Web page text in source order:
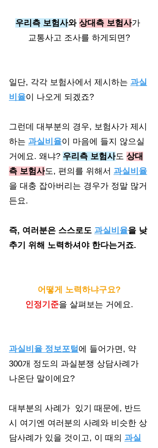
우리측 보험사와 상대측 보험사가
교통사고 조사를 하게되면?
일단, 각각 보험사에서 제시하는 과실
비율이 나오게 되겠죠?
그런데 대부분의 경우, 보험사가 제시
하는 과실비율이 마음에 들지 않으실
거에요. 왜냐? 우리측 보험사도 상대
측 보험사도, 편의를 위해서 과실비율
을 대충 잡아버리는 경우가 정말 많거
든요.
즉, 여러분은 스스로도 과실비율을 낮
추기 위해 노력하셔야 한다는거죠.
어떻게 노력하냐구요?
인정기준을 살펴보는 거에요.
과실비율 정보포털 에 들어가면, 약
300개 정도의 과실분쟁 상담사례가
나온단 말이에요?
대부분의 사례가  있기 때문에, 반드
시 여기엔 여러분의 사례와 비슷한 상
담사례가 있을 것이고, 이 때의 과실